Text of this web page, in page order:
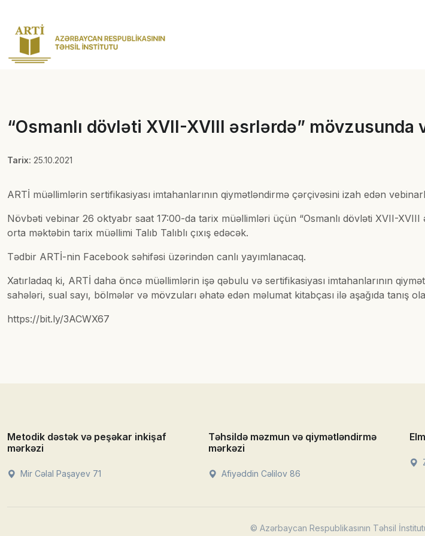
“Osmanlı dövləti XVII-XVIII əsrlərdə”
Tarix: 25.10.2021
ARTİ müəllimlərin sertifikasiyası imtahanlarının qiymətləndirmə çərçivəsini izah edən
Növbəti vebinar 26 oktyabr saat 17:00-da tarix müəllimləri üçün “Osmanlı dövləti XVII-
orta məktəbin tarix müəllimi Talıb Talıblı çıxış edəcək.
Tədbir ARTİ-nin Facebook səhifəsi üzərindən canlı yayımlanacaq.
Xatırladaq ki, ARTİ daha öncə müəllimlərin işə qəbulu və sertifikasiyası imtahanlarının
sahələri, sual sayı, bölmələr və mövzuları əhatə edən məlumat kitabçası ilə aşağıda tanış
https://bit.ly/3ACWX67
Metodik dəstək və peşəkar inkişaf
mərkəzi
Mir Cəlal Paşayev 71
Təhsildə məzmun və qiymətləndirmə
mərkəzi
Afiyəddin Cəlilov 86
© Azərbaycan Respublikasının Təhsil